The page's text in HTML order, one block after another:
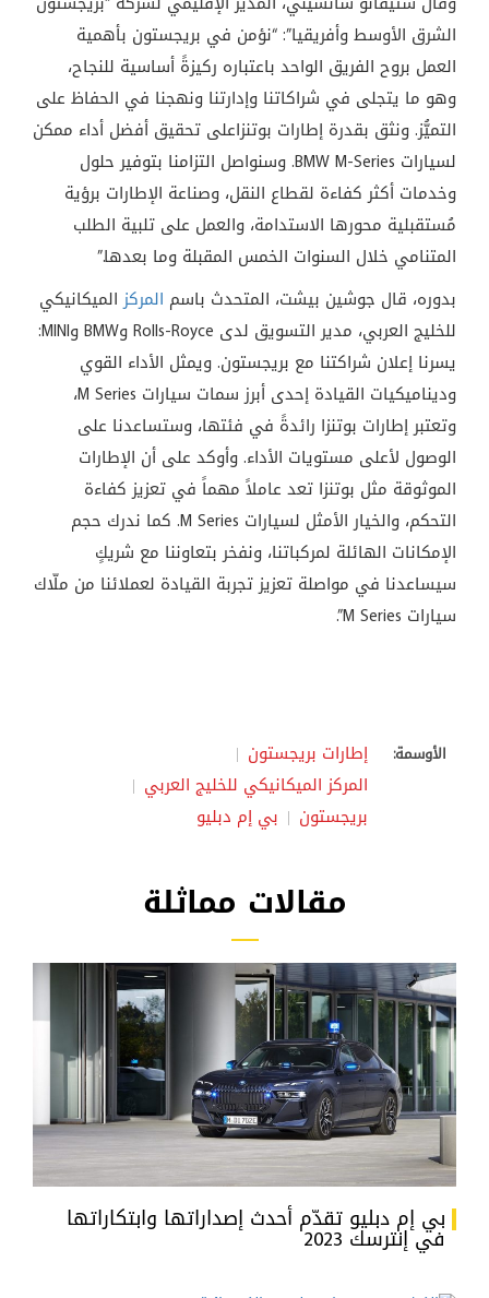
الشرق الأوسط وأفريقيا”: “نؤمن في بريجستون بأهمية
العمل بروح الفريق الواحد باعتباره ركيزةً أساسية للنجاح،
وهو ما يتجلى في شراكاتنا وإدارتنا ونهجنا في الحفاظ على
التميُّز. ونثق بقدرة إطارات بوتنزاعلى تحقيق أفضل أداء ممكن
لسيارات BMW M-Series. وسنواصل التزامنا بتوفير حلول
وخدمات أكثر كفاءة لقطاع النقل، وصناعة الإطارات برؤية
مُستقبلية محورها الاستدامة، والعمل على تلبية الطلب
المتنامي خلال السنوات الخمس المقبلة وما بعدها.”
بدوره، قال جوشين بيشت، المتحدث باسم المركزالميكانيكي
للخليج العربي، مدير التسويق لدى Rolls-Royce وBMW وMINI:
يسرنا إعلان شراكتنا مع بريجستون. ويمثل الأداء القوي
وديناميكيات القيادة إحدى أبرز سمات سيارات M Series،
وتعتبر إطارات بوتنزا رائدةً في فئتها، وستساعدنا على
الوصول لأعلى مستويات الأداء. وأوكد على أن الإطارات
الموثوقة مثل بوتنزا تعد عاملاً مهماً في تعزيز كفاءة
التحكم، والخيار الأمثل لسيارات M Series. كما ندرك حجم
الإمكانات الهائلة لمركباتنا، ونفخر بتعاوننا مع شريكٍ
سيساعدنا في مواصلة تعزيز تجربة القيادة لعملائنا من ملّاك
سيارات M Series”.
الأوسمة:
إطارات بريجستون
المركز الميكانيكي للخليج العربي
بريجستون
بي إم دبليو
مقالات مماثلة
بي إم دبليو تقدّم أحدث إصداراتها وابتكاراتها
في إنترسك 2023